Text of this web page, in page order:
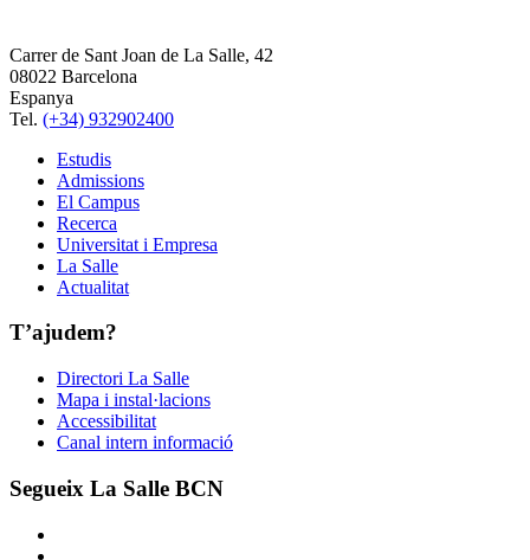
Carrer de Sant Joan de La Salle, 42
08022 Barcelona
Espanya
Tel. (+34) 932902400
Estudis
Admissions
El Campus
Recerca
Universitat i Empresa
La Salle
Actualitat
T’ajudem?
Directori La Salle
Mapa i instal·lacions
Accessibilitat
Canal intern informació
Segueix La Salle BCN